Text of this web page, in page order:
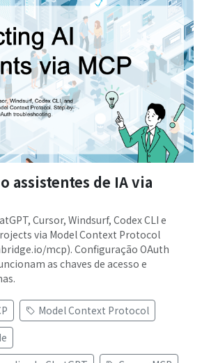
assistentes de IA via
Cursor, Windsurf, Codex CLI e
via Model Context Protocol
mcp). Configuração OAuth
as chaves de acesso e
Model Context Protocol